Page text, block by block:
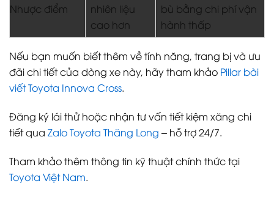
Nhược điểm
nhiên liệu
cao hơn
bù bằng chi phí vận
hành thấp
Nếu bạn muốn biết thêm về tính năng, trang bị và ưu
đãi chi tiết của dòng xe này, hãy tham khảo Pillar bài
viết Toyota Innova Cross.
Đăng ký lái thử hoặc nhận tư vấn tiết kiệm xăng chi
tiết qua Zalo Toyota Thăng Long – hỗ trợ 24/7.
Tham khảo thêm thông tin kỹ thuật chính thức tại
Toyota Việt Nam.